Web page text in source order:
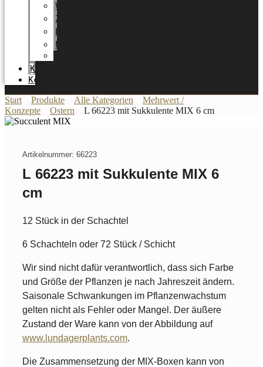
Werdegang
Zertifikate
Energieoptimierung
Neuheiten
Katalog
Kontakt
Start Produkte Alle Kategorien
Mehrwert /
Konzepte
Ostern L 66223 mit Sukkulente MIX 6 cm
Artikelnummer: 66223
L 66223 mit Sukkulente MIX 6
cm
12 Stück in der Schachtel
6 Schachteln oder 72 Stück / Schicht
Wir sind nicht dafür verantwortlich, dass sich Farbe
und Größe der Pflanzen je nach Jahreszeit ändern.
Saisonale Schwankungen im Pflanzenwachstum
gelten nicht als Fehler oder Mangel. Der äußere
Zustand der Ware kann von der Abbildung auf
www.lundagerplants.com.
Die Zusammensetzung der MIX-Boxen kann von